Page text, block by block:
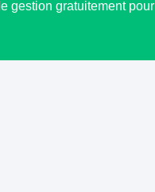
gestion gratuitement pour